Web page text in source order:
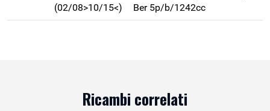
(02/08>10/15<)
Ber 5p/b/1242cc
Ricambi correlati